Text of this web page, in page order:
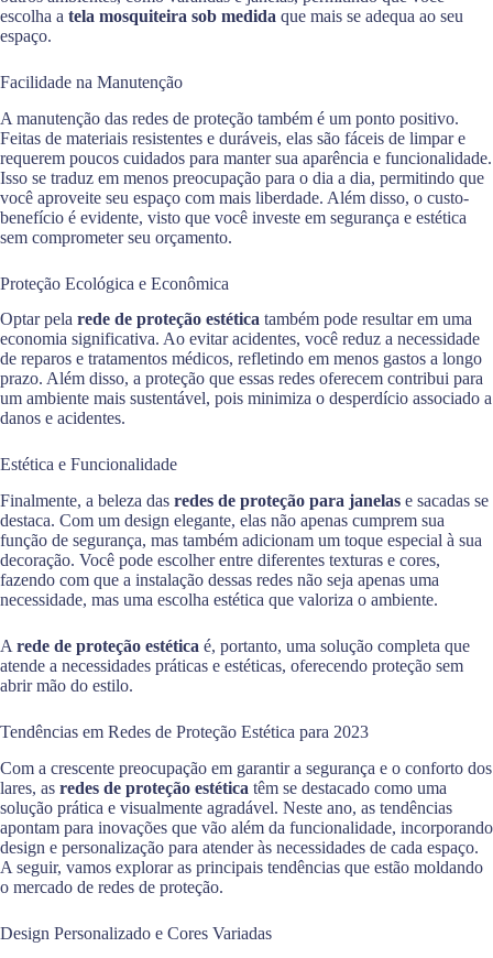
escolha a tela mosquiteira sob medida que mais se adequa ao seu
espaço.
Facilidade na Manutenção
A manutenção das redes de proteção também é um ponto positivo.
Feitas de materiais resistentes e duráveis, elas são fáceis de limpar e
requerem poucos cuidados para manter sua aparência e funcionalidade.
Isso se traduz em menos preocupação para o dia a dia, permitindo que
você aproveite seu espaço com mais liberdade. Além disso, o custo-
benefício é evidente, visto que você investe em segurança e estética
sem comprometer seu orçamento.
Proteção Ecológica e Econômica
Optar pela rede de proteção estética também pode resultar em uma
economia significativa. Ao evitar acidentes, você reduz a necessidade
de reparos e tratamentos médicos, refletindo em menos gastos a longo
prazo. Além disso, a proteção que essas redes oferecem contribui para
um ambiente mais sustentável, pois minimiza o desperdício associado a
danos e acidentes.
Estética e Funcionalidade
Finalmente, a beleza das redes de proteção para janelas e sacadas se
destaca. Com um design elegante, elas não apenas cumprem sua
função de segurança, mas também adicionam um toque especial à sua
decoração. Você pode escolher entre diferentes texturas e cores,
fazendo com que a instalação dessas redes não seja apenas uma
necessidade, mas uma escolha estética que valoriza o ambiente.
A rede de proteção estética é, portanto, uma solução completa que
atende a necessidades práticas e estéticas, oferecendo proteção sem
abrir mão do estilo.
Tendências em Redes de Proteção Estética para 2023
Com a crescente preocupação em garantir a segurança e o conforto dos
lares, as redes de proteção estética têm se destacado como uma
solução prática e visualmente agradável. Neste ano, as tendências
apontam para inovações que vão além da funcionalidade, incorporando
design e personalização para atender às necessidades de cada espaço.
A seguir, vamos explorar as principais tendências que estão moldando
o mercado de redes de proteção.
Design Personalizado e Cores Variadas